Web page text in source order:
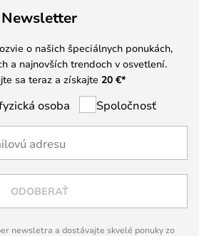
Newsletter
o našich špeciálnych ponukách,
a najnovších trendoch v osvetlení.
sa teraz a získajte 20 €*
osoba Spoločnosť
ODOBERAŤ
newsletra a dostávajte skvelé ponuky zo